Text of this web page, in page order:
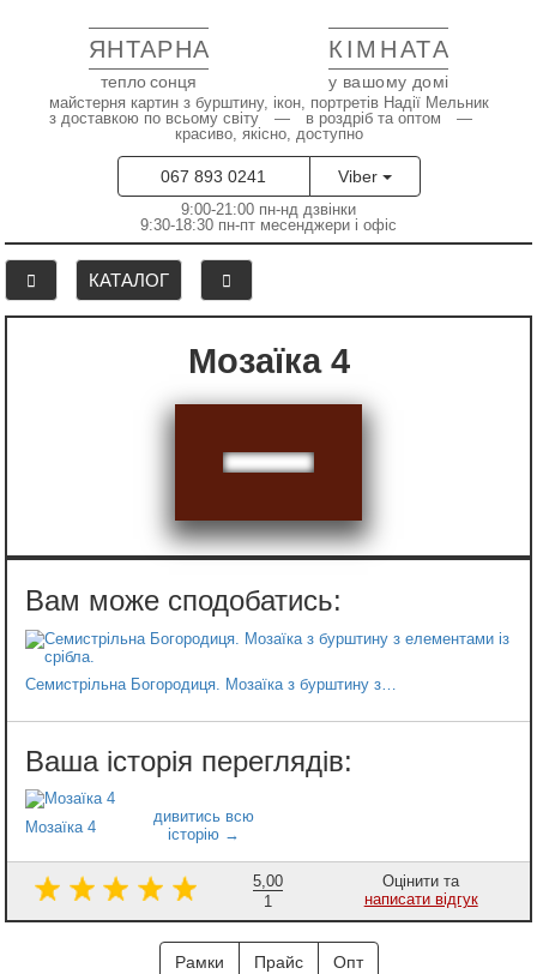
ЯНТАРНА КІМНАТА
тепло сонця у вашому домі
майстерня картин з бурштину, ікон, портретів Надії Мельник
з доставкою по всьому світу — в роздріб та оптом —
красиво, якісно, доступно
067 893 0241 Viber
9:00-21:00 пн-нд дзвінки
9:30-18:30 пн-пт месенджери і офіс
КАТАЛОГ
Мозаїка 4
Семистрільна Богородиця. Мозаїка з бурштину з…
Мозаїка 4
5,00
1
Оцінити та
написати відгук
Рамки Прайс Опт